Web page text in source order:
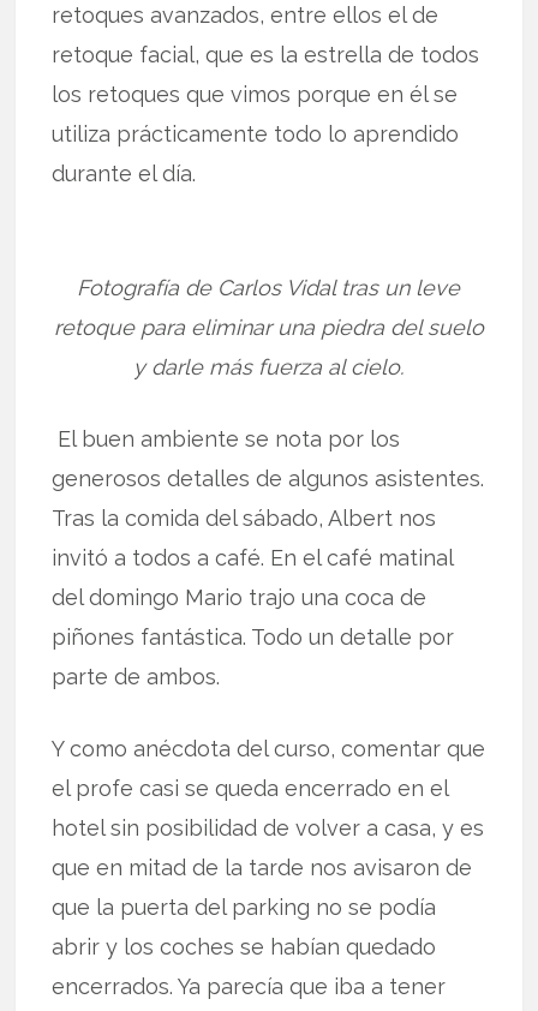
retoques avanzados, entre ellos el de
retoque facial, que es la estrella de todos
los retoques que vimos porque en él se
utiliza prácticamente todo lo aprendido
durante el día.
Fotografía de Carlos Vidal tras un leve
retoque para eliminar una piedra del suelo
y darle más fuerza al cielo.
El buen ambiente se nota por los
generosos detalles de algunos asistentes.
Tras la comida del sábado, Albert nos
invitó a todos a café. En el café matinal
del domingo Mario trajo una coca de
piñones fantástica. Todo un detalle por
parte de ambos.
Y como anécdota del curso, comentar que
el profe casi se queda encerrado en el
hotel sin posibilidad de volver a casa, y es
que en mitad de la tarde nos avisaron de
que la puerta del parking no se podía
abrir y los coches se habían quedado
encerrados. Ya parecía que iba a tener